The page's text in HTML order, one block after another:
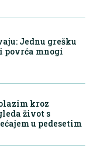
Jednu grešku
povrća mnogi
kroz
život s
u pedesetim